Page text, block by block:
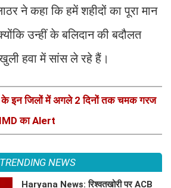
ने कहा कि हमें शहीदों का पूरा मान
उन्हीं के बलिदान की बदौलत
हवा में सांस ले रहे हैं।
के इन जिलों में अगले 2 दिनों तक चमक गरज
IMD का Alert
TRENDING NEWS
Haryana News: रिश्वतखोरी पर ACB